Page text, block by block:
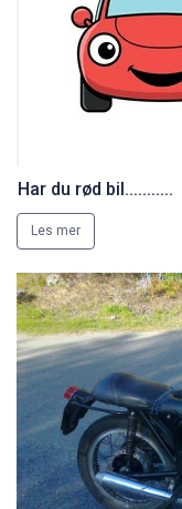
Har du rød bil...........
Les mer